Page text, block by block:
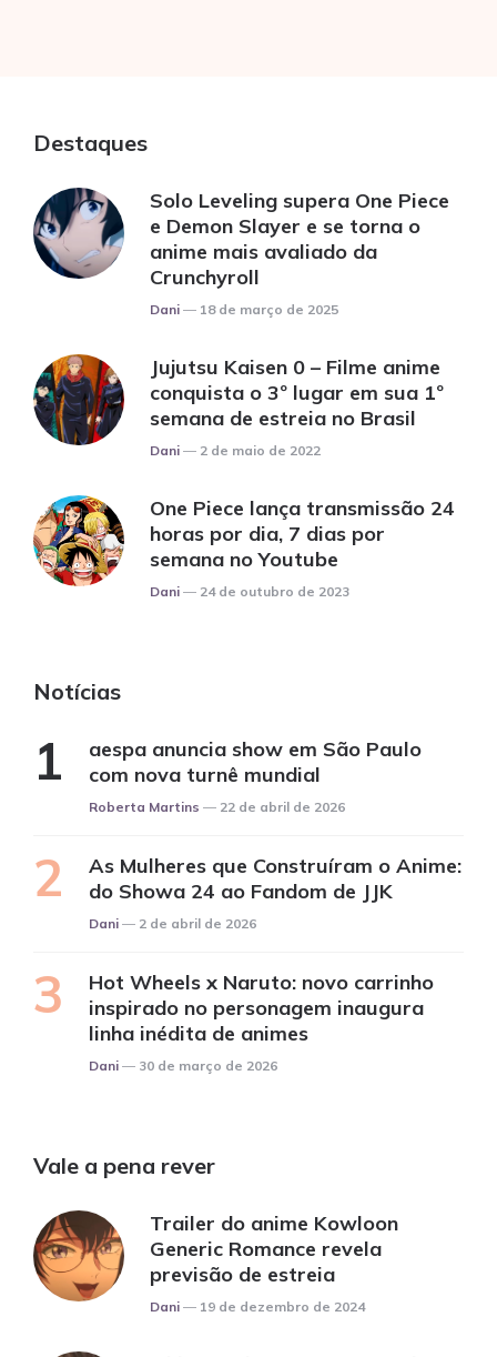
Destaques
Solo Leveling supera One Piece
e Demon Slayer e se torna o
anime mais avaliado da
Crunchyroll
Posted
Dani 18 de março de 2025
Jujutsu Kaisen 0 – Filme anime
conquista o 3º lugar em sua 1º
semana de estreia no Brasil
Posted
Dani 2 de maio de 2022
One Piece lança transmissão 24
horas por dia, 7 dias por
semana no Youtube
Posted
Dani 24 de outubro de 2023
Notícias
aespa anuncia show em São Paulo
com nova turnê mundial
Posted
Roberta Martins 22 de abril de 2026
As Mulheres que Construíram o Anime:
do Showa 24 ao Fandom de JJK
Posted
Dani 2 de abril de 2026
Hot Wheels x Naruto: novo carrinho
inspirado no personagem inaugura
linha inédita de animes
Posted
Dani 30 de março de 2026
Vale a pena rever
Trailer do anime Kowloon
Generic Romance revela
previsão de estreia
Posted
Dani 19 de dezembro de 2024